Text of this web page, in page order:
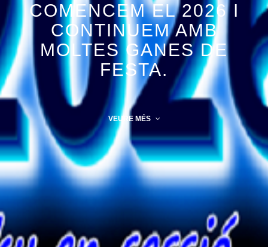
COMENCEM EL 2026 I
CONTINUEM AMB
MOLTES GANES DE
FESTA.
VEURE MÉS